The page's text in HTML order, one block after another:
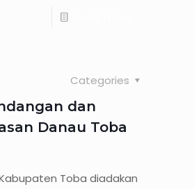
Categories
dan
Danau Toba
Kabupaten Toba diadakan